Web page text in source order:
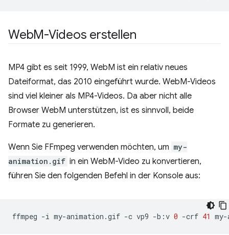
WebM-Videos erstellen
MP4 gibt es seit 1999, WebM ist ein relativ neues
Dateiformat, das 2010 eingeführt wurde. WebM-Videos
sind viel kleiner als MP4-Videos. Da aber nicht alle
Browser WebM unterstützen, ist es sinnvoll, beide
Formate zu generieren.
Wenn Sie FFmpeg verwenden möchten, um my-
animation.gif in ein WebM-Video zu konvertieren,
führen Sie den folgenden Befehl in der Konsole aus:
ffmpeg -i my-animation.gif -c vp9 -b:v 0 -crf 41